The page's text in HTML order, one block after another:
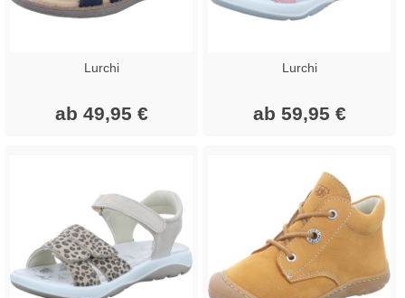
Lurchi
ab 49,95 €
Lurchi
ab 59,95 €